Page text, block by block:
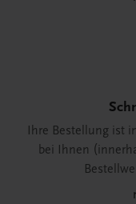
Ihre Bestellung ist
bei Ihnen